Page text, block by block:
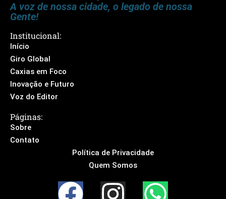
A voz de nossa cidade, o legado de nossa
Gente!
Institucional:
Início
Giro Global
Caxias em Foco
Inovação e Futuro
Voz do Editor
Páginas:
Sobre
Contato
Política de Privacidade
Quem Somos